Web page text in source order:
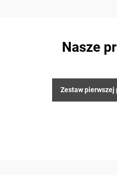
Nasze
Zestaw pierwszej